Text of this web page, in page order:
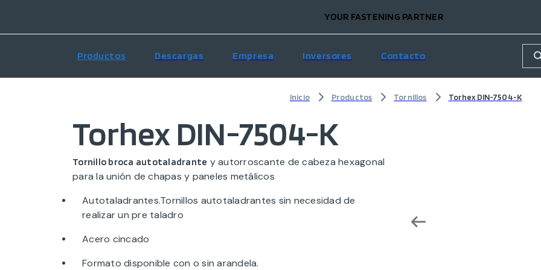
YOUR FASTENING PARTNER
Productos Descargas Empresa Inversores Contacto
Inicio Productos Tornillos Torhex DIN-7504-K
Torhex DIN-7504-K
Tornillo broca autotaladrante y autorroscante de cabeza hexagonal
para la unión de chapas y paneles metálicos
Autotaladrantes.Tornillos autotaladrantes sin necesidad de
realizar un pre taladro
Acero cincado
Formato disponible con o sin arandela.